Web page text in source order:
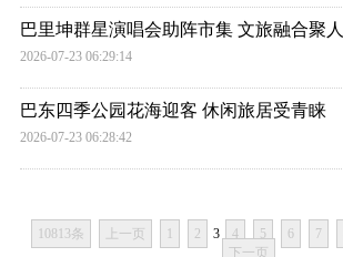
巴里坤群星演唱会助阵市集 文旅融合聚
2026-07-23 06:29:14
巴东四季公园花海迎客 休闲旅居受青睐
2026-07-23 06:28:42
10813条 上一页 1 2 3 4 5 6 7
下一页